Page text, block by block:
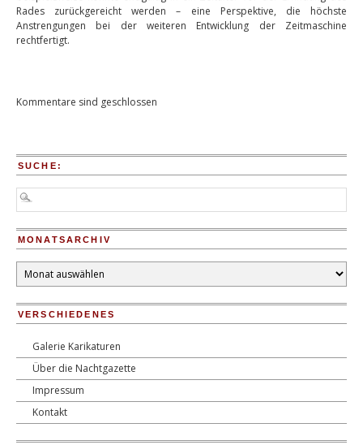
Rades zurückgereicht werden – eine Perspektive, die höchste
Anstrengungen bei der weiteren Entwicklung der Zeitmaschine
rechtfertigt.
Kommentare sind geschlossen
SUCHE:
MONATSARCHIV
Monatsarchiv
VERSCHIEDENES
Galerie Karikaturen
Über die Nachtgazette
Impressum
Kontakt